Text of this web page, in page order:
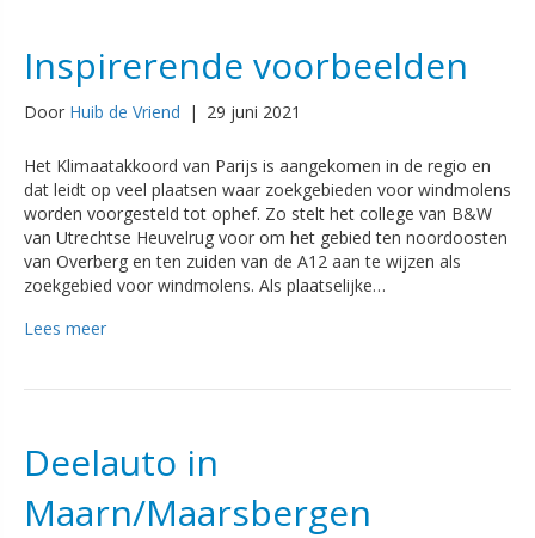
Inspirerende voorbeelden
Door Huib de Vriend | 29 juni 2021
Het Klimaatakkoord van Parijs is aangekomen in de regio en
dat leidt op veel plaatsen waar zoekgebieden voor windmolens
worden voorgesteld tot ophef. Zo stelt het college van B&W
van Utrechtse Heuvelrug voor om het gebied ten noordoosten
van Overberg en ten zuiden van de A12 aan te wijzen als
zoekgebied voor windmolens. Als plaatselijke…
Lees meer
Deelauto in
Maarn/Maarsbergen